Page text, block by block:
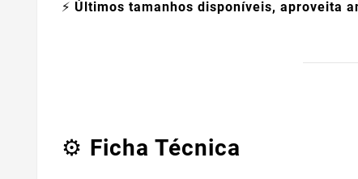
⚡ Últimos tamanhos disponíveis, aproveita
⚙️ Ficha Técnica